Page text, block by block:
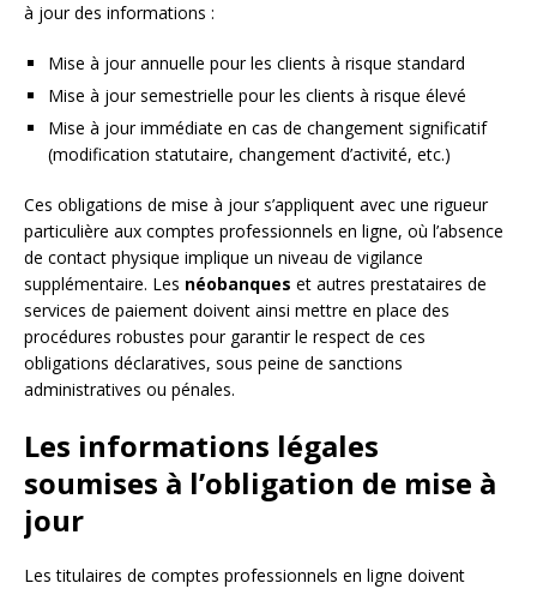
à jour des informations :
Mise à jour annuelle pour les clients à risque standard
Mise à jour semestrielle pour les clients à risque élevé
Mise à jour immédiate en cas de changement significatif
(modification statutaire, changement d’activité, etc.)
Ces obligations de mise à jour s’appliquent avec une rigueur
particulière aux comptes professionnels en ligne, où l’absence
de contact physique implique un niveau de vigilance
supplémentaire. Les néobanques et autres prestataires de
services de paiement doivent ainsi mettre en place des
procédures robustes pour garantir le respect de ces
obligations déclaratives, sous peine de sanctions
administratives ou pénales.
Les informations légales
soumises à l’obligation de mise à
jour
Les titulaires de comptes professionnels en ligne doivent